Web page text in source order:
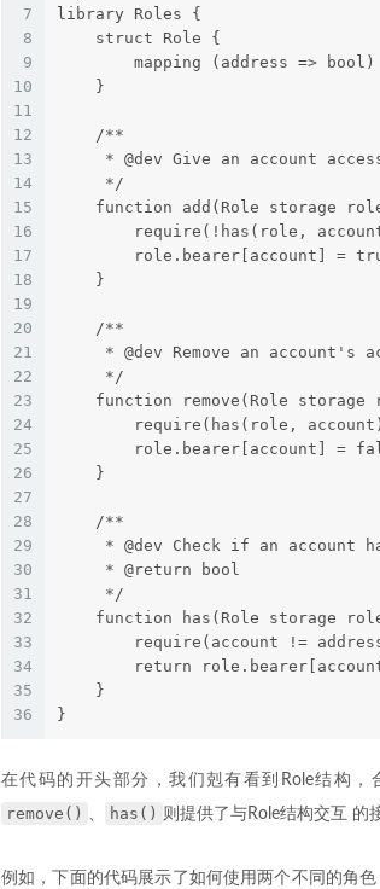
7
8
9
10
11
12
13
14
15
16
17
18
19
20
21
22
23
24
25
26
27
28
29
30
31
32
33
34
35
36
library Roles {
    struct Role {
mapping (address => bool)
    }
    /**
* @dev Give an account
     */
function add(Role storage
require(!has(role,
role.bearer[account] =
    }
    /**
* @dev Remove an account's
     */
function remove(Role storage
require(has(role,
role.bearer[account] =
    }
    /**
* @dev Check if an account
     * @return bool
     */
function has(Role storage
require(account !=
return
    }
}
在代码的开头部分，我们剋有看到Role结构
remove() 、 has() 则提供了与Role结构交互 的
例如，下面的代码展示了如何使用两个不同的角